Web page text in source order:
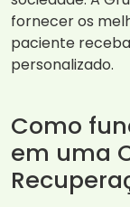
fornecer os
paciente
personalizado.
Como
em uma